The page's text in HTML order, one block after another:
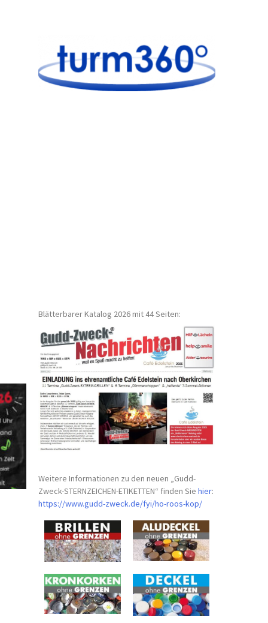
Blätterbarer Katalog 2026 mit 44 Seiten:
Weitere Informationen zu den neuen „Gudd-
Zweck-STERNZEICHEN-ETIKETTEN“ finden Siehier:
https://www.gudd-zweck.de/fyi/ho-roos-kop/